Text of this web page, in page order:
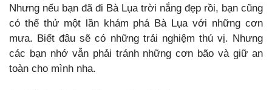
Nhưng nếu bạn đã đi Bà Lụa trời nắng đẹp rồi, bạn cũng
có thể thử một lần khám phá Bà Lụa với những cơn
mưa. Biết đâu sẽ có những trải nghiệm thú vị. Nhưng
các bạn nhớ vẫn phải tránh những cơn bão và giữ an
toàn cho mình nha.